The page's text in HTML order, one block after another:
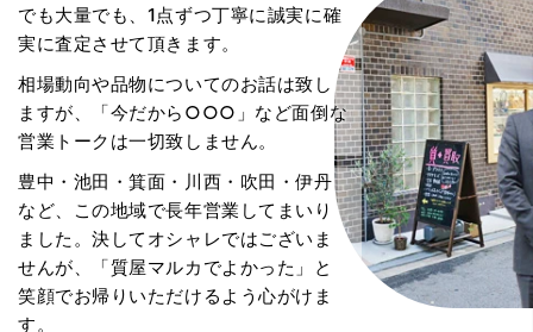
でも大量でも、1点ずつ丁寧に誠実に確
実に査定させて頂きます。
相場動向や品物についてのお話は致し
ますが、「今だから○○○」など面倒な
営業トークは一切致しません。
豊中・池田・箕面・川西・吹田・伊丹
など、この地域で長年営業してまいり
ました。決してオシャレではございま
せんが、「質屋マルカでよかった」と
笑顔でお帰りいただけるよう心がけま
す。